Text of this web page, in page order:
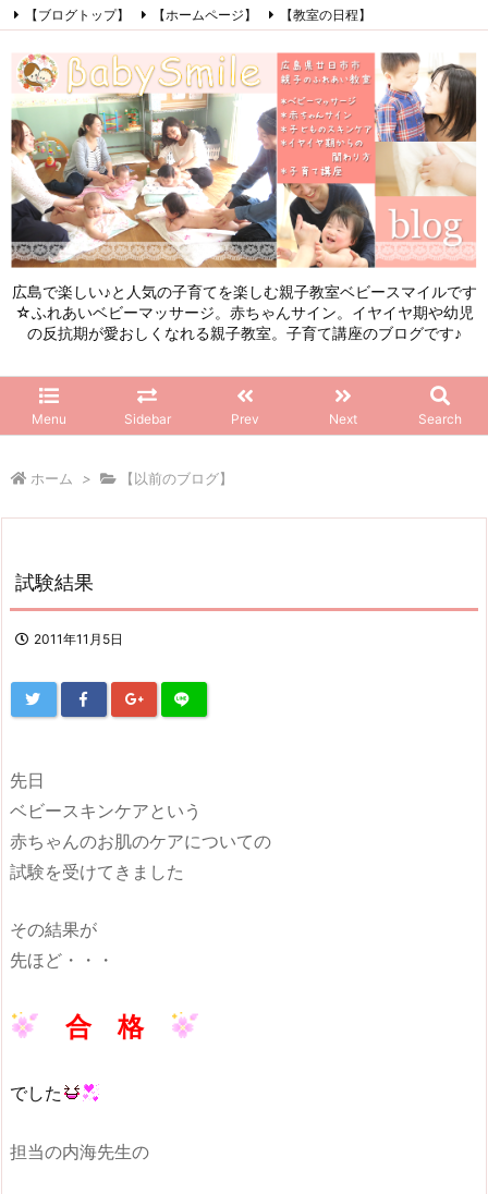
広島で楽しい♪と人気の子育てを楽しむ親子教室ベビースマイルです
☆ふれあいベビーマッサージ。赤ちゃんサイン。イヤイヤ期や幼児
の反抗期が愛おしくなれる親子教室。子育て講座のブログです♪
Menu Sidebar Prev Next Search
【ブログトップ】 【ホームページ】
【教室の日程】
【初めてこのブログを見る方へ】
Facebook Instagram
LINE
RSS
Feedly
ホーム > 【以前のブログ】
試験結果
2011年11月5日
先日
ベビースキンケアという
赤ちゃんのお肌のケアについての
試験を受けてきました
その結果が
先ほど・・・
合 格
でした
担当の内海先生の